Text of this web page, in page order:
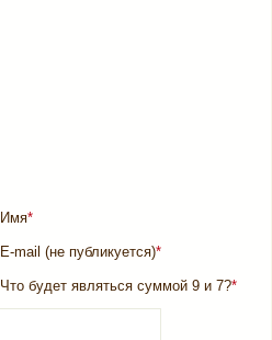
Имя*
E-mail (не публикуется)*
Что будет являться суммой 9 и 7?*